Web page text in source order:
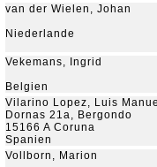
van der Wielen, Johan
Niederlande
Vekemans, Ingrid
Belgien
Vilarino Lopez, Luis
Dornas 21a, Bergondo
15166 A Coruna
Spanien
Vollborn, Marion